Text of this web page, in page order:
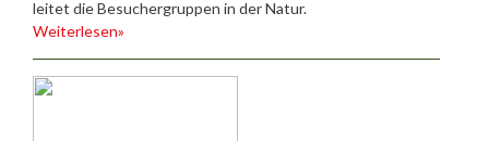
leitet die Besuchergruppen in der Natur.
Weiterlesen»